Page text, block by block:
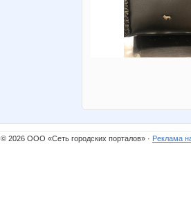
© 2026 ООО «Сеть городских порталов» · Реклама